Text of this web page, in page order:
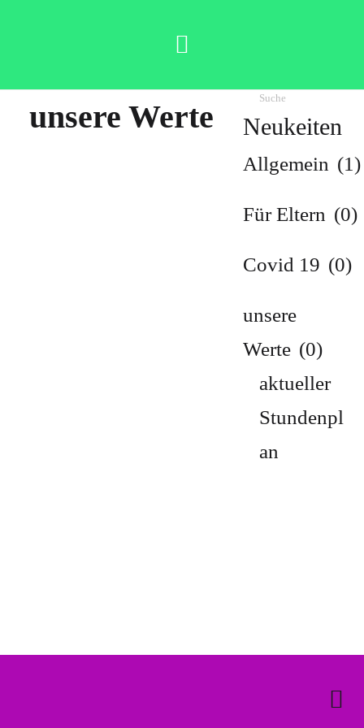
unsere Werte Neukeiten
Allgemein (1)
Für Eltern (0)
Covid 19 (0)
unsere
Werte (0)
aktueller
Stundenpl
an